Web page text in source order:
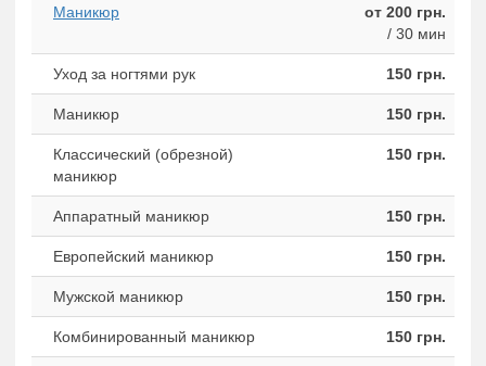
Маникюр
от 200 грн.
/ 30 мин
Уход за ногтями рук 150 грн.
Маникюр 150 грн.
Классический (обрезной)
маникюр
150 грн.
Аппаратный маникюр 150 грн.
Европейский маникюр 150 грн.
Мужской маникюр 150 грн.
Комбинированный маникюр 150 грн.